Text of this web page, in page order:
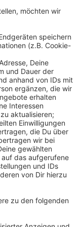
Vom
Wie
Verein mit
Er
fünf Jahre den
den Elberfelder
den auf dem